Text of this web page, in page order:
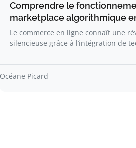
Comprendre le
marketplace algorithmique
Le commerce en ligne connaît une
silencieuse grâce à l’intégration de
Océane Picard